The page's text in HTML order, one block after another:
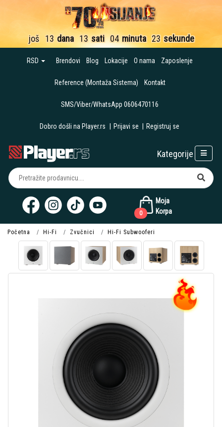
još 13 dana 13 sati 04 minuta 22 sekunde
RSD Brendovi Blog Lokacije O nama Zaposlenje
Reference (Montaža Sistema) Kontakt
SMS/Viber/WhatsApp 0606470116
Dobro došli na Player.rs Prijavi se Registruj se
Moja
Korpa
0
Kategorije
Početna Hi-Fi Zvučnici Hi-Fi Subwooferi